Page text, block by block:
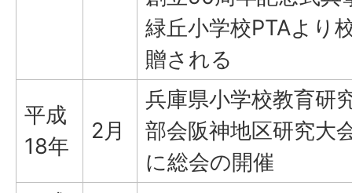
緑丘小学校PTAより
贈される
平成
18年
2月
兵庫県小学校教育研
部会阪神地区研究大
に総会の開催